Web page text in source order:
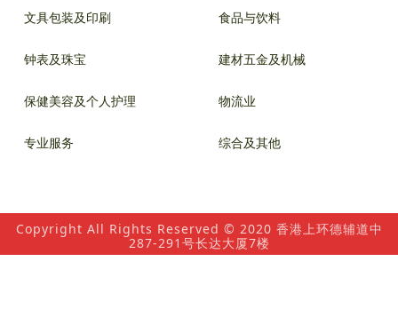
文具包装及印刷 食品与饮料
钟表及珠宝 建材五金及机械
保健美容及个人护理 物流业
专业服务 综合及其他
Copyright All Rights Reserved © 2020 香港上环德辅道中
287-291号长达大厦7楼